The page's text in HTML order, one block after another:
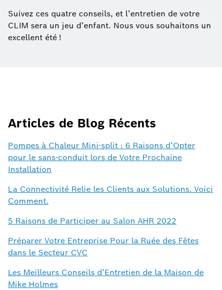
Suivez ces quatre conseils, et l’entretien de votre
CLIM sera un jeu d’enfant. Nous vous souhaitons un
excellent été !
Articles de Blog Récents
Pompes à Chaleur Mini-split : 6 Raisons d’Opter
pour le sans-conduit lors de Votre Prochaine
Installation
La Connectivité Relie les Clients aux Solutions. Voici
Comment.
5 Raisons de Participer au Salon AHR 2022
Préparer Votre Entreprise Pour la Ruée des Fêtes
dans le Secteur CVC
Les Meilleurs Conseils d’Entretien de la Maison de
Mike Holmes